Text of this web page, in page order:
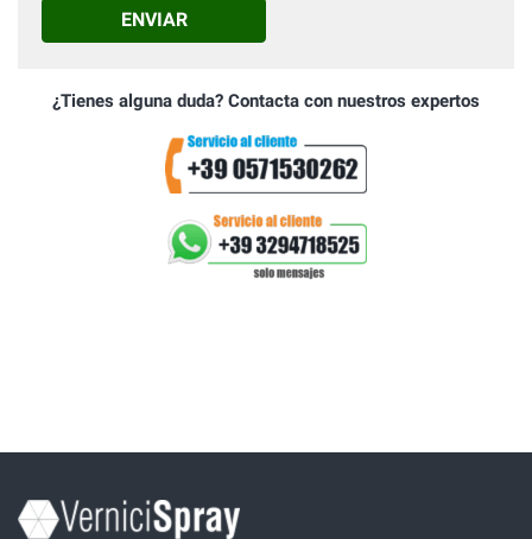
ENVIAR
¿Tienes alguna duda? Contacta con nuestros expertos